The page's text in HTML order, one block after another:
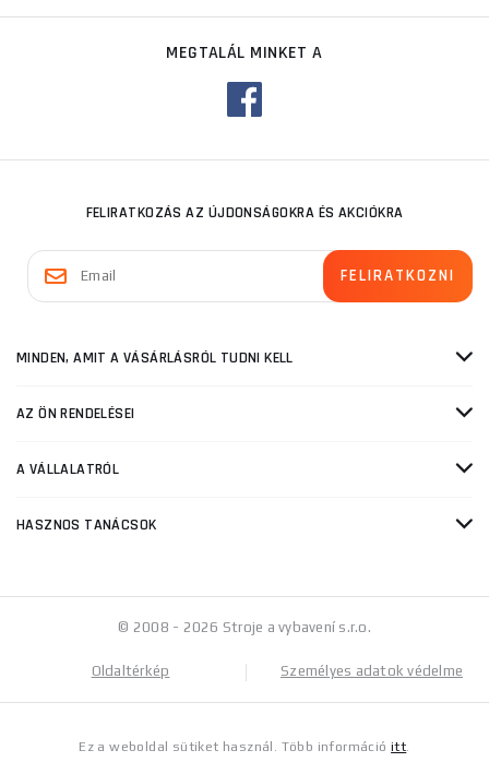
MEGTALÁL MINKET A
FELIRATKOZÁS AZ ÚJDONSÁGOKRA ÉS AKCIÓKRA
MINDEN, AMIT A VÁSÁRLÁSRÓL TUDNI KELL
AZ ÖN RENDELÉSEI
A VÁLLALATRÓL
HASZNOS TANÁCSOK
© 2008 - 2026 Stroje a vybavení s.r.o.
Oldaltérkép Személyes adatok védelme
Ez a weboldal sütiket használ. Több információitt.